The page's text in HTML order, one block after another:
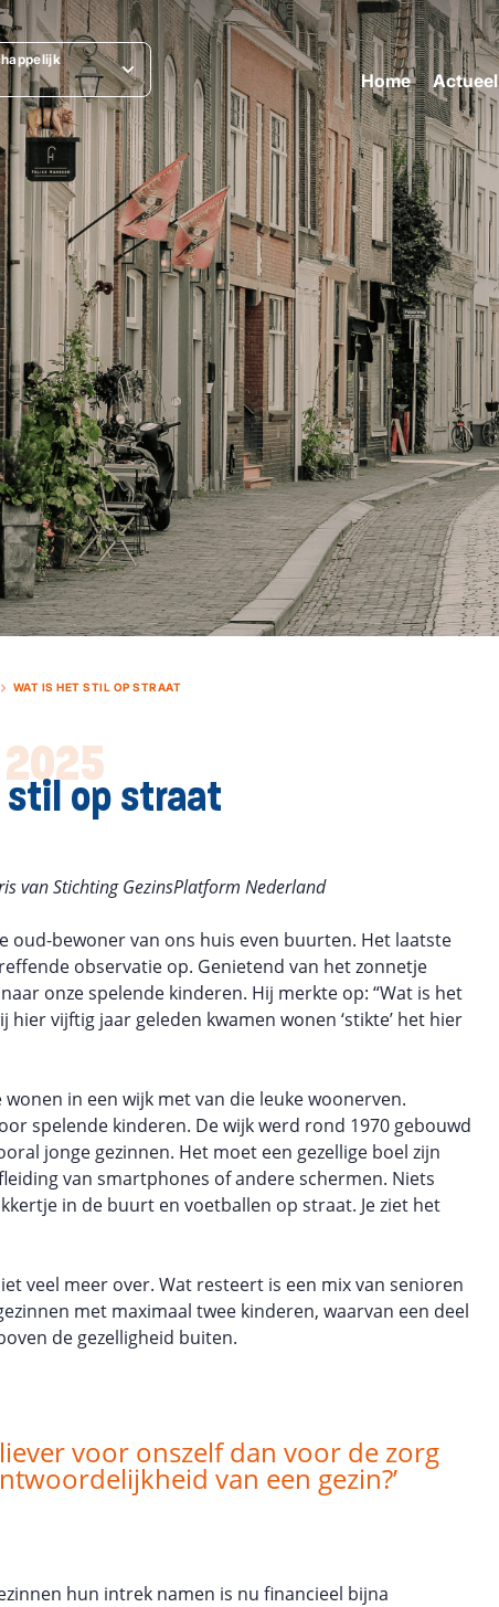
Home Actueel
WAT IS HET STIL OP STRAAT
op straat
van Stichting GezinsPlatform Nederland
oud-bewoner van ons huis even buurten. Het laatste
observatie op. Genietend van het zonnetje
onze spelende kinderen. Hij merkte op: “Wat is het
hier vijftig jaar geleden kwamen wonen ‘stikte’ het hier
in een wijk met van die leuke woonerven.
spelende kinderen. De wijk werd rond 1970 gebouwd
jonge gezinnen. Het moet een gezellige boel zijn
van smartphones of andere schermen. Niets
in de buurt en voetballen op straat. Je ziet het
veel meer over. Wat resteert is een mix van senioren
met maximaal twee kinderen, waarvan een deel
de gezelligheid buiten.
liever voor onszelf dan voor de zorg
van een gezin?’
hun intrek namen is nu financieel bijna